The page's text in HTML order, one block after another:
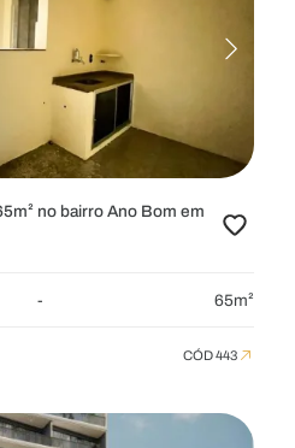
no bairro Ano Bom em
- 65m²
CÓD 443